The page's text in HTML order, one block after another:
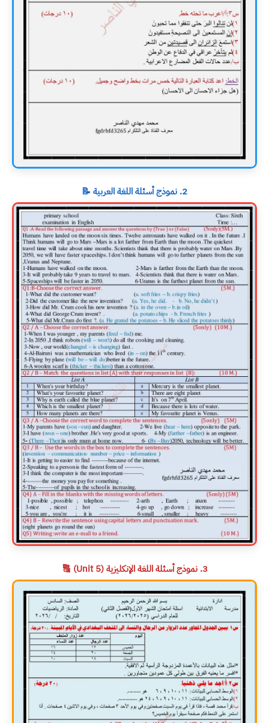
2. نموذج أسئلة اللغة العربية 📝
3. نموذج أسئلة اللغة الإنكليزية (Unit 5) 🔠